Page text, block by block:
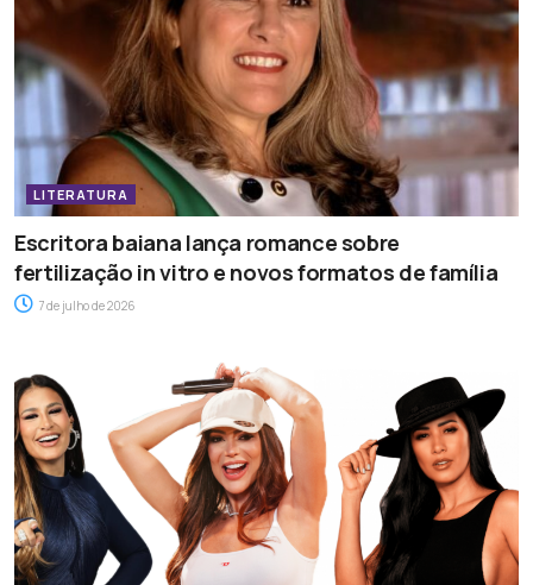
LITERATURA
Escritora baiana lança romance sobre
fertilização in vitro e novos formatos de família
7 de julho de 2026